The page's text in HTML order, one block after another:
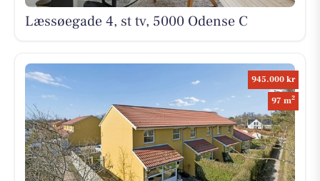
Læssøegade 4, st tv, 5000 Odense C
945.000 kr
97 m2